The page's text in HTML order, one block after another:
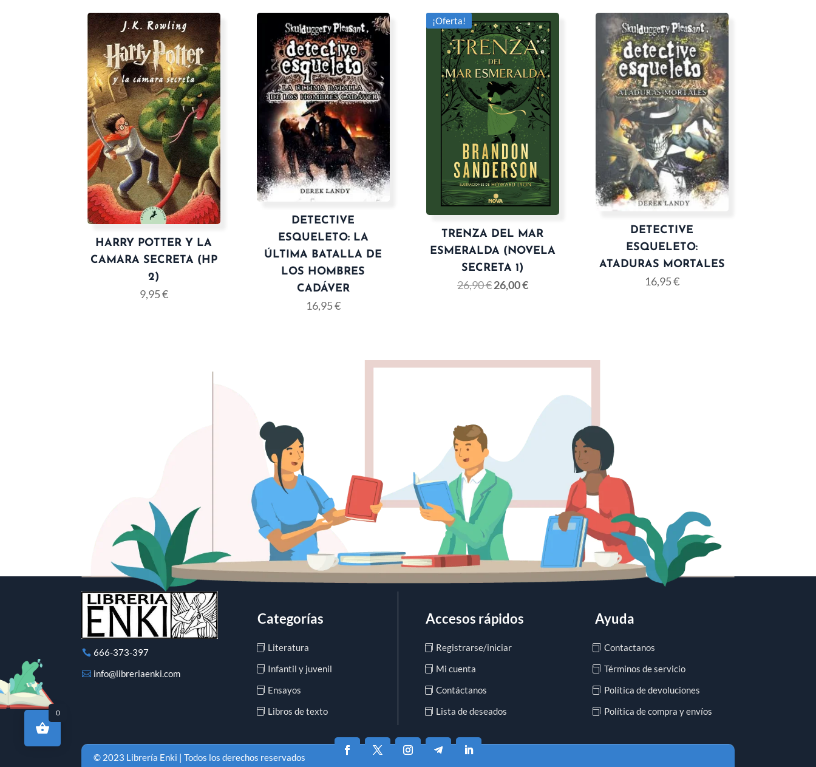
HARRY POTTER Y LA
CAMARA SECRETA (HP
2)
9,95€
DETECTIVE
ESQUELETO: LA
ÚLTIMA BATALLA DE
LOS HOMBRES
CADÁVER
16,95€
¡Oferta!
TRENZA DEL MAR
ESMERALDA (NOVELA
SECRETA 1)
26,90€26,00€
DETECTIVE
ESQUELETO:
ATADURAS MORTALES
16,95€
666-373-397
info@libreriaenki.com
Categorías
Literatura
Infantil y juvenil
Ensayos
Libros de texto
Accesos rápidos
Registrarse/iniciar
Mi cuenta
Contáctanos
Lista de deseados
Ayuda
Contactanos
Términos de servicio
Política de devoluciones
Política de compra y envíos
© 2023 Librería Enki | Todos los derechos reservados
0